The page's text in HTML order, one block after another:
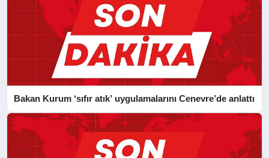
Bakan Kurum ‘sıfır atık’ uygulamalarını Cenevre’de anlattı